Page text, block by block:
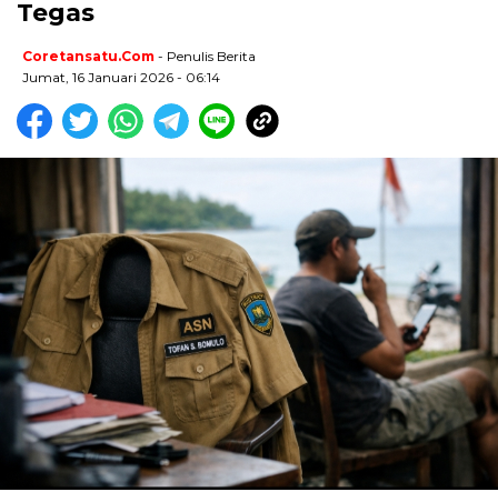
Tegas
Coretansatu.com - Penulis Berita
Jumat, 16 Januari 2026 - 06:14